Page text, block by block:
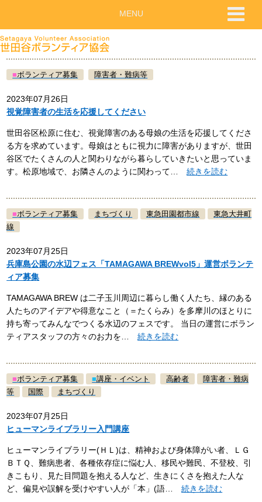
■ボランティア募集 障害者・難病等
2023年07月26日
視覚障害者の生活を応援してください
世田谷区松原に住む、視覚障害のある母娘の生活を応援してくださ
る方を求めています。母娘はともに視力に障害がありますが、世田
谷区でたくさんの人と関わりながら暮らしていきたいと思っていま
す。松原地域で、お隣さんのように関わって…続きを読む
■ボランティア募集 まちづくり 東急田園都市線
東急大井町
線
2023年07月25日
兵庫島公園の水辺フェス「TAMAGAWA BREWvol5」運営ボランテ
ィア募集
TAMAGAWA BREW は二子玉川周辺に暮らし働く人たち、縁のある
人たちのアイデアや得意なこと（＝たくらみ）を多摩川のほとりに
持ち寄ってみんなでつくる水辺のフェスです。 当日の運営にボラン
ティアスタッフの方々のお力を…続きを読む
■ボランティア募集 ■講座・イベント 高齢者
障害者・難病
等
国際 まちづくり
2023年07月25日
ヒューマンライブラリー入門講座
ヒューマンライブラリー(ＨＬ)は、精神および身体障がい者、ＬＧ
ＢＴＱ、難病患者、各種依存症に悩む人、移民や難民、不登校、引
きこもり、見た目問題を抱える人など、生きにくさを抱えた人な
ど、偏見や誤解を受けやすい人が「本」(語…続きを読む
MENU